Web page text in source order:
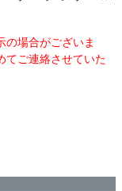
場合がございま
てご連絡させていた